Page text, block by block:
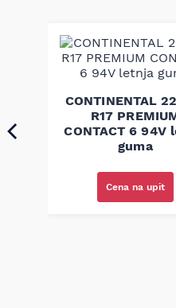
CONTINENTAL
R17
CONTACT 6 94V
guma
Cena na upit